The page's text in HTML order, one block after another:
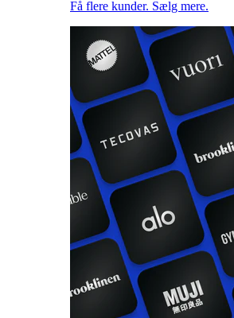
Få flere kunder. Sælg mere.